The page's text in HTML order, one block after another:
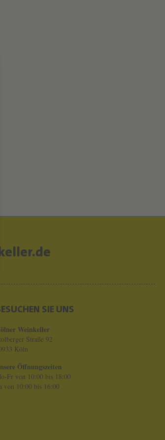
SIE UNS
Weinkeller
Straße 92
Köln
Öffnungszeiten
Fr von 10:00 bis 18:00
von 10:00 bis 16:00